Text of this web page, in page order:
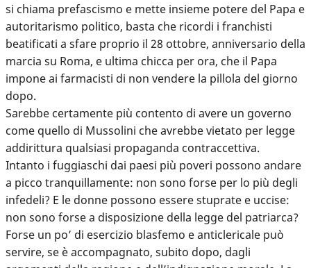
si chiama prefascismo e mette insieme potere del Papa e
autoritarismo politico, basta che ricordi i franchisti
beatificati a sfare proprio il 28 ottobre, anniversario della
marcia su Roma, e ultima chicca per ora, che il Papa
impone ai farmacisti di non vendere la pillola del giorno
dopo.
Sarebbe certamente più contento di avere un governo
come quello di Mussolini che avrebbe vietato per legge
addirittura qualsiasi propaganda contraccettiva.
Intanto i fuggiaschi dai paesi più poveri possono andare
a picco tranquillamente: non sono forse per lo più degli
infedeli? E le donne possono essere stuprate e uccise:
non sono forse a disposizione della legge del patriarca?
Forse un po’ di esercizio blasfemo e anticlericale può
servire, se è accompagnato, subito dopo, dagli